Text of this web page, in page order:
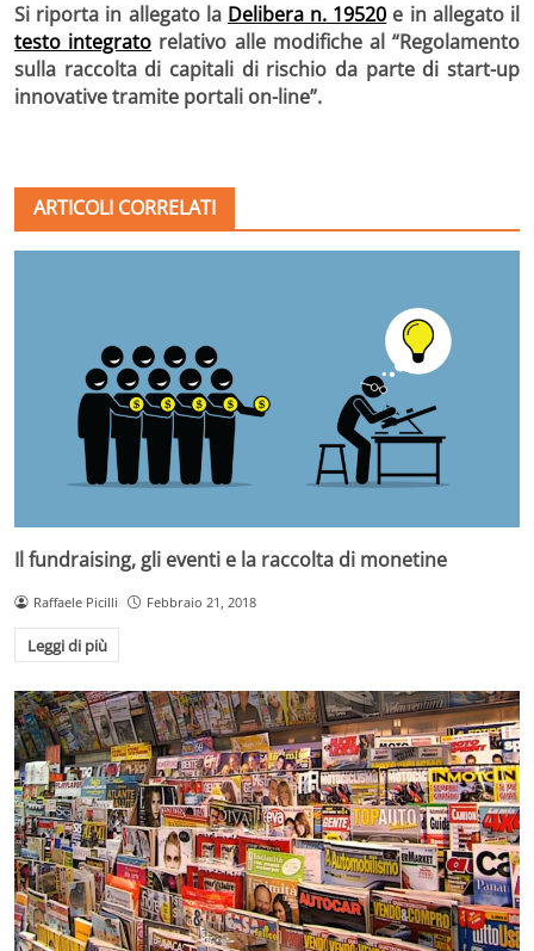
Si riporta in allegato la Delibera n. 19520 e in allegato il
testo integrato relativo alle modifiche al “Regolamento
sulla raccolta di capitali di rischio da parte di start-up
innovative tramite portali on-line”.
ARTICOLI CORRELATI
Il fundraising, gli eventi e la raccolta di monetine
Raffaele Picilli Febbraio 21, 2018
Leggi di più